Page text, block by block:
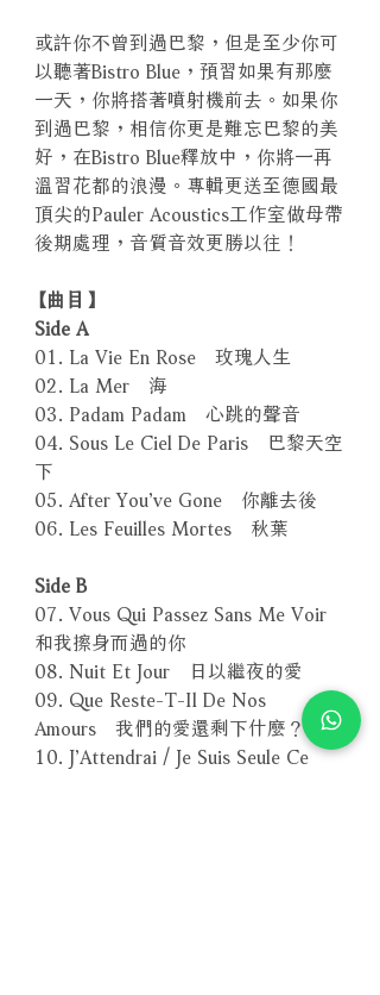
或許你不曾到過巴黎，但是至少你可
以聽著Bistro Blue，預習如果有那麼
一天，你將搭著噴射機前去。如果你
到過巴黎，相信你更是難忘巴黎的美
好，在Bistro Blue釋放中，你將一再
溫習花都的浪漫。專輯更送至德國最
頂尖的Pauler Acoustics工作室做母帶
後期處理，音質音效更勝以往！
【曲目】
Side A
01. La Vie En Rose 玫瑰人生
02. La Mer 海
03. Padam Padam 心跳的聲音
04. Sous Le Ciel De Paris 巴黎天空
下
05. After You’ve Gone 你離去後
06. Les Feuilles Mortes 秋葉
Side B
07. Vous Qui Passez Sans Me Voir
和我擦身而過的你
08. Nuit Et Jour 日以繼夜的愛
09. Que Reste-T-Il De Nos
Amours 我們的愛還剩下什麼？
10. J’Attendrai / Je Suis Seule Ce